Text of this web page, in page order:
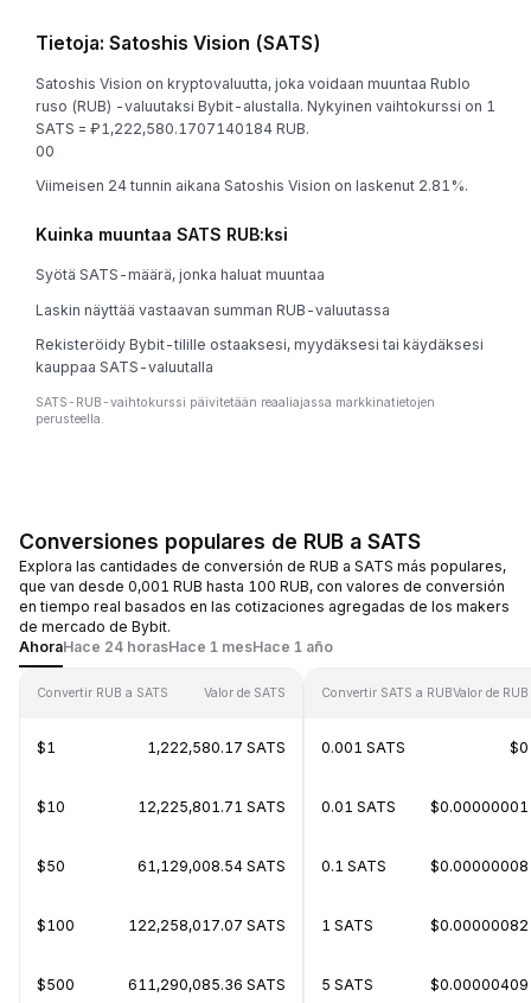
Tietoja: Satoshis Vision (SATS)
Satoshis Vision on kryptovaluutta, joka voidaan muuntaa Rublo
ruso (RUB) -valuutaksi Bybit-alustalla. Nykyinen vaihtokurssi on 1
SATS = ₽1,222,580.1707140184 RUB.
00
Viimeisen 24 tunnin aikana Satoshis Vision on laskenut 2.81%.
Kuinka muuntaa SATS RUB:ksi
Syötä SATS-määrä, jonka haluat muuntaa
Laskin näyttää vastaavan summan RUB-valuutassa
Rekisteröidy Bybit-tilille ostaaksesi, myydäksesi tai käydäksesi
kauppaa SATS-valuutalla
SATS-RUB-vaihtokurssi päivitetään reaaliajassa markkinatietojen
perusteella.
Conversiones populares de RUB a SATS
Explora las cantidades de conversión de RUB a SATS más populares,
que van desde 0,001 RUB hasta 100 RUB, con valores de conversión
en tiempo real basados en las cotizaciones agregadas de los makers
de mercado de Bybit.
AhoraHace 24 horasHace 1 mesHace 1 año
Convertir RUB a SATS Valor de SATS
$1 1,222,580.17 SATS
$10 12,225,801.71 SATS
$50 61,129,008.54 SATS
$100 122,258,017.07 SATS
$500 611,290,085.36 SATS
Convertir SATS a RUBValor de RUB
0.001 SATS $0
0.01 SATS $0.00000001
0.1 SATS $0.00000008
1 SATS $0.00000082
5 SATS $0.00000409